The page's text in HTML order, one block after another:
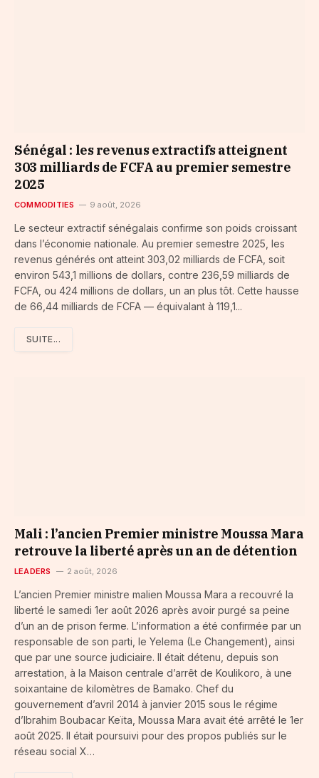
Sénégal : les revenus extractifs atteignent
303 milliards de FCFA au premier semestre
2025
COMMODITIES 9 août, 2026
Le secteur extractif sénégalais confirme son poids croissant
dans l’économie nationale. Au premier semestre 2025, les
revenus générés ont atteint 303,02 milliards de FCFA, soit
environ 543,1 millions de dollars, contre 236,59 milliards de
FCFA, ou 424 millions de dollars, un an plus tôt. Cette hausse
de 66,44 milliards de FCFA — équivalant à 119,1...
SUITE...
Mali : l’ancien Premier ministre Moussa Mara
retrouve la liberté après un an de détention
LEADERS 2 août, 2026
L’ancien Premier ministre malien Moussa Mara a recouvré la
liberté le samedi 1er août 2026 après avoir purgé sa peine
d’un an de prison ferme. L’information a été confirmée par un
responsable de son parti, le Yelema (Le Changement), ainsi
que par une source judiciaire. Il était détenu, depuis son
arrestation, à la Maison centrale d’arrêt de Koulikoro, à une
soixantaine de kilomètres de Bamako. Chef du
gouvernement d’avril 2014 à janvier 2015 sous le régime
d’Ibrahim Boubacar Keïta, Moussa Mara avait été arrêté le 1er
août 2025. Il était poursuivi pour des propos publiés sur le
réseau social X…